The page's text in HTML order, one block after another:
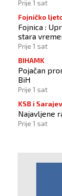
Prije 1 sat
Fojničko
Fojnica :
stara
Prije 1 sat
BIHAMK
Pojačan
BiH
Prije 1 sat
KSB i
Najavljene
Prije 1 sat